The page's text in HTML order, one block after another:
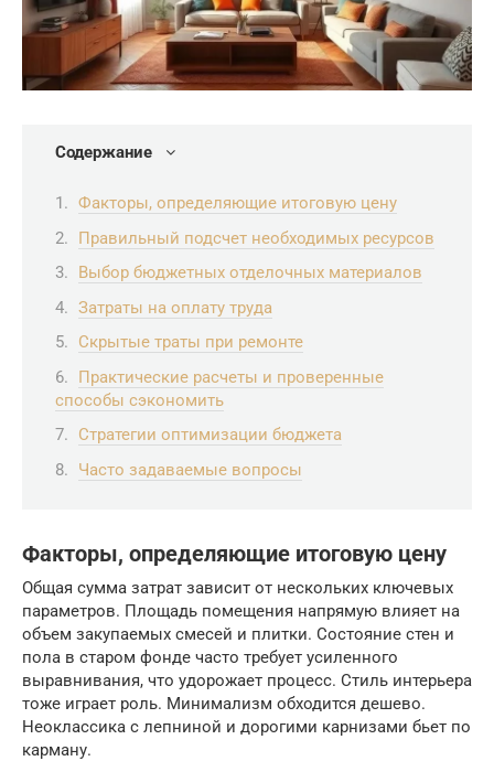
Содержание
Факторы, определяющие итоговую цену
Правильный подсчет необходимых ресурсов
Выбор бюджетных отделочных материалов
Затраты на оплату труда
Скрытые траты при ремонте
Практические расчеты и проверенные
способы сэкономить
Стратегии оптимизации бюджета
Часто задаваемые вопросы
Факторы, определяющие итоговую цену
Общая сумма затрат зависит от нескольких ключевых
параметров. Площадь помещения напрямую влияет на
объем закупаемых смесей и плитки. Состояние стен и
пола в старом фонде часто требует усиленного
выравнивания, что удорожает процесс. Стиль интерьера
тоже играет роль. Минимализм обходится дешево.
Неоклассика с лепниной и дорогими карнизами бьет по
карману.